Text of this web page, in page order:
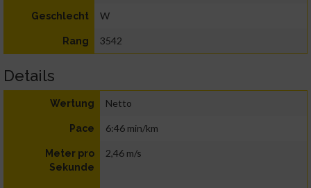
Geschlecht W
Rang 3542
Details
Wertung Netto
Pace 6:46 min/km
Meter pro
Sekunde
2,46 m/s